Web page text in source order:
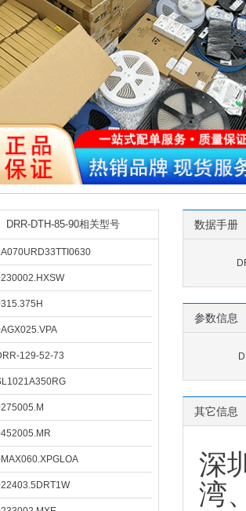
DRR-DTH-85-90相关型号
129-52-73
数据手册
参数信息
其它信息
深
湾